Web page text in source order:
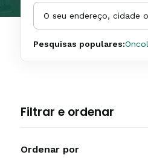
Pesquisas populares:
Filtrar e ordenar
Ordenar por